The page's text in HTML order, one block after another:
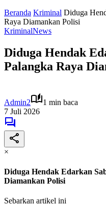
Beranda Kriminal Diduga
Raya Diamankan Polisi
KriminalNews
Diduga Hendak
Palangka Raya
Admin2
1 min baca
7 Juli 2026
×
Diduga Hendak Edarkan
Diamankan Polisi
Sebarkan artikel ini